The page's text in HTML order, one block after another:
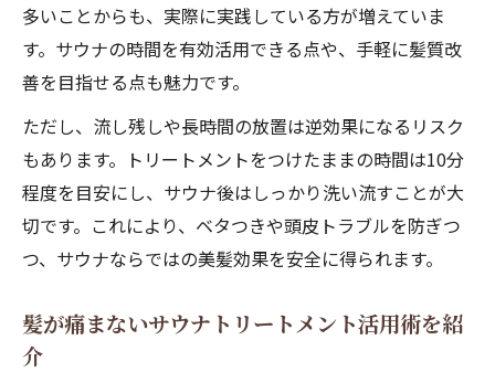
多いことからも、実際に実践している方が増えていま
す。サウナの時間を有効活用できる点や、手軽に髪質改
善を目指せる点も魅力です。
ただし、流し残しや長時間の放置は逆効果になるリスク
もあります。トリートメントをつけたままの時間は10分
程度を目安にし、サウナ後はしっかり洗い流すことが大
切です。これにより、ベタつきや頭皮トラブルを防ぎつ
つ、サウナならではの美髪効果を安全に得られます。
髪が痛まないサウナトリートメント活用術を紹
介